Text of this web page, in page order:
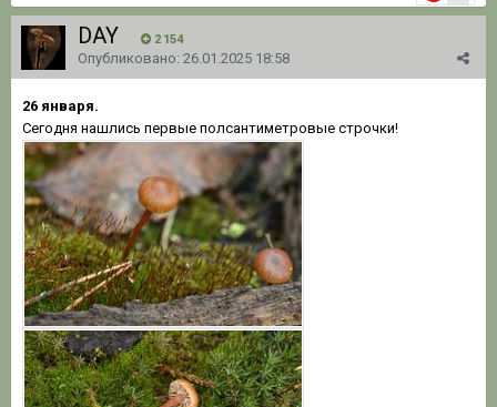
DAY 2 154
Опубликовано: 26.01.2025 18:58
26 января.
Сегодня нашлись первые полсантиметровые строчки!